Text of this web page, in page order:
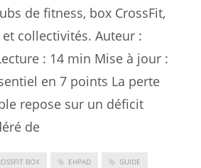
de fitness, box CrossFit,
et collectivités. Auteur :
: 14 min Mise à jour :
en 7 points La perte
repose sur un déficit
de
BOX EHPAD GUIDE